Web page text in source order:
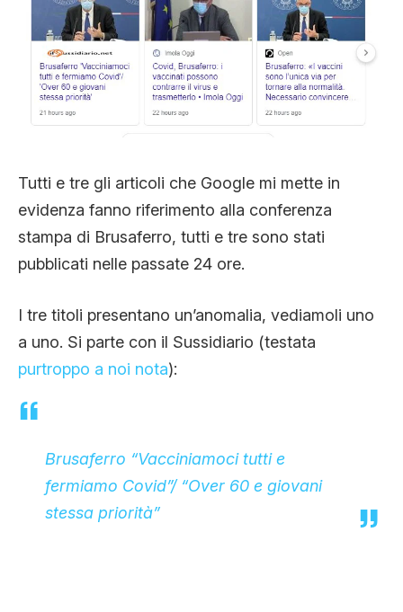
Tutti e tre gli articoli che Google mi mette in
evidenza fanno riferimento alla conferenza
stampa di Brusaferro, tutti e tre sono stati
pubblicati nelle passate 24 ore.
I tre titoli presentano un’anomalia, vediamoli uno
a uno. Si parte con il Sussidiario (testata
purtroppo a noi nota):
Brusaferro “Vacciniamoci tutti e
fermiamo Covid”/ “Over 60 e giovani
stessa priorità”